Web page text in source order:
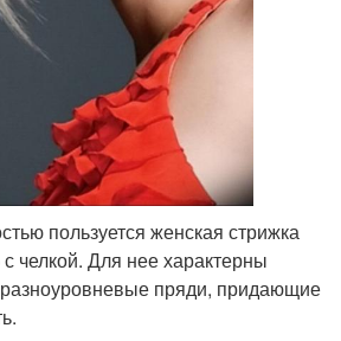
пользуется женская стрижка
челкой. Для нее характерны
пряди, придающие